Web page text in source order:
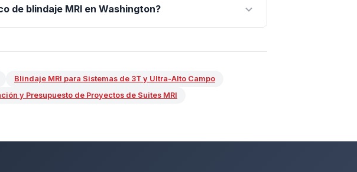
de blindaje MRI en Washington?
Blindaje MRI para Sistemas de 3T y Ultra-Alto Campo
y Presupuesto de Proyectos de Suites MRI